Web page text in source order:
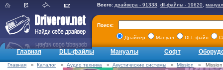
Всего: драйвера - 91338 dll-файлы - 19620
Поиск:
Драйвер Мануал DLL-файл
Главная DLL-файлы Мануалы Софт
Главная » Каталог » Аудио техника » Акустичиские системы » Mission » Mission